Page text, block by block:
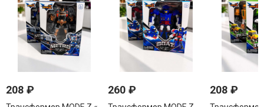
208 ₽ 260 ₽ 208 ₽